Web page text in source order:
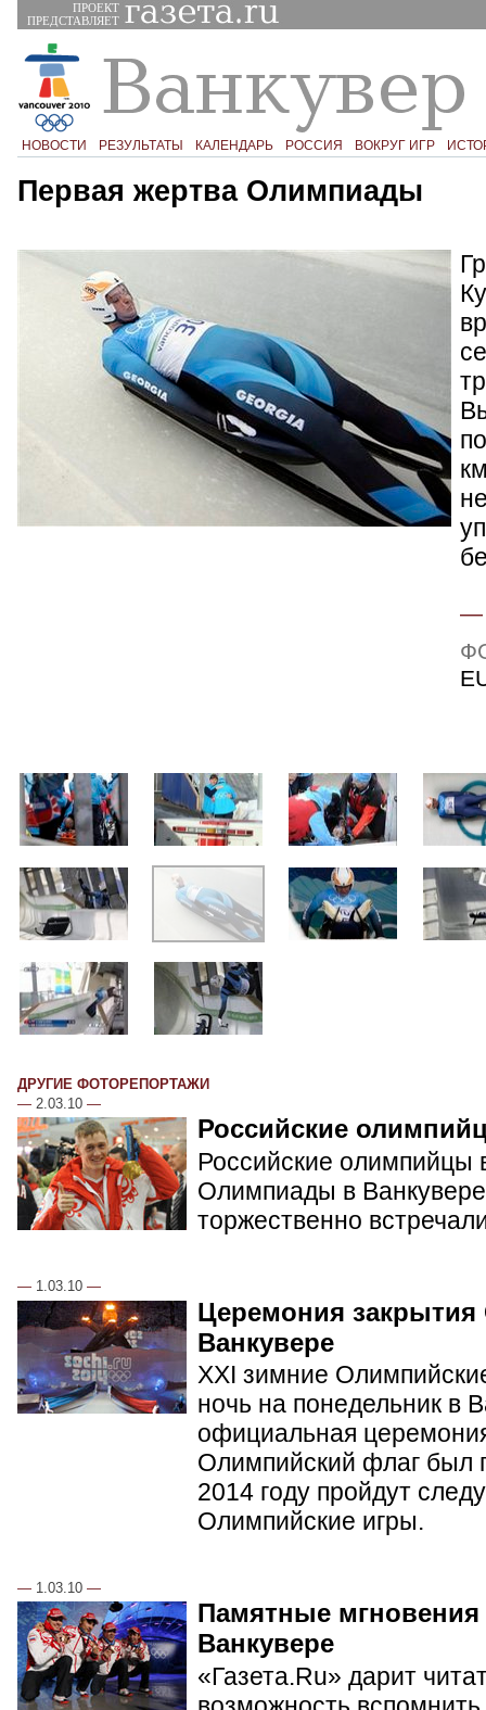
ПРОЕКТ
ПРЕДСТАВЛЯЕТ
НОВОСТИ РЕЗУЛЬТАТЫ КАЛЕНДАРЬ РОССИЯ ВОКРУГ ИГР
Первая жертва Олимпиады
ДРУГИЕ ФОТОРЕПОРТАЖИ
— 2.03.10 —
Российские
Российские олимпийцы
Олимпиады в
торжественно
— 1.03.10 —
Церемония
Ванкувере
XXI зимние
ночь на понедельник в
официальная
Олимпийский флаг был
2014 году пройдут
Олимпийские игры.
— 1.03.10 —
Памятные
Ванкувере
«Газета.Ru» дарит